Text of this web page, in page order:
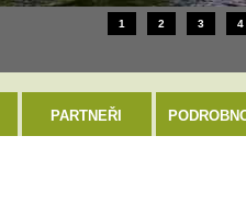
1 2 3 4
PARTNEŘI